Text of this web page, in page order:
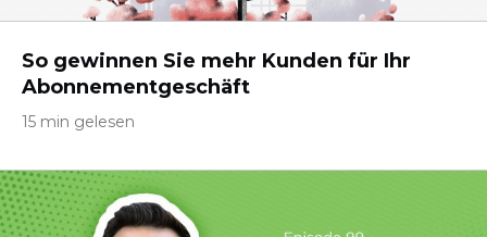
So gewinnen Sie mehr Kunden für Ihr
Abonnementgeschäft
15 min gelesen